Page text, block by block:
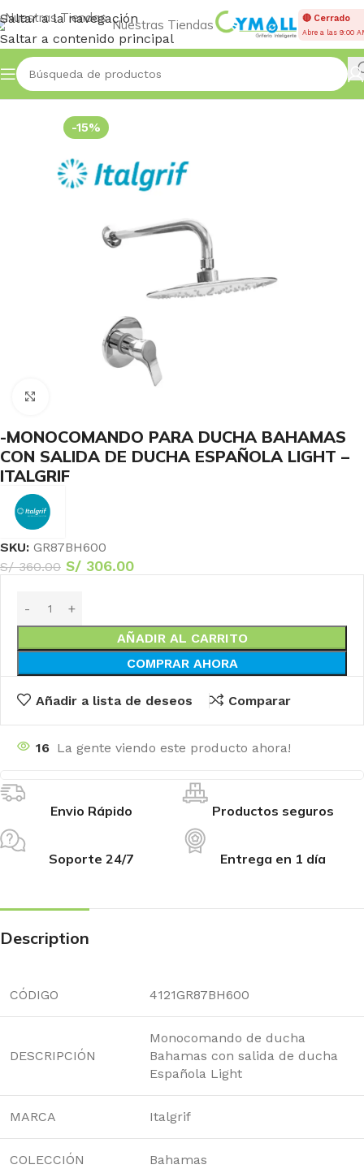
Saltar a la navegación
Saltar a contenido principal
Nuestras Tiendas 🔴 Cerrado
Abre a las 9:00
Inicio DUCHAS MONOCOMANDOS
-15%
-MONOCOMANDO PARA DUCHA BAHAMAS
CON SALIDA DE DUCHA ESPAÑOLA LIGHT –
ITALGRIF
SKU: GR87BH600
S/360.00 S/ 306.00
AÑADIR AL CARRITO
COMPRAR AHORA
Añadir a lista de deseos Comparar
16 La gente viendo este producto ahora!
Envio Rápido Productos seguros
Soporte 24/7 Entrega en 1 día
Description
CÓDIGO 4121GR87BH600
DESCRIPCIÓN
Monocomando de ducha
Bahamas con salida de ducha
Española Light
MARCA Italgrif
COLECCIÓN Bahamas